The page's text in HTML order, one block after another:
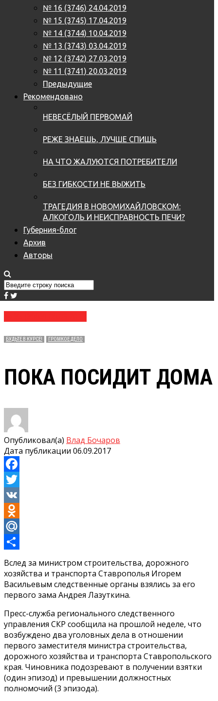
№ 16 (3746) 24.04.2019
№ 15 (3745) 17.04.2019
№ 14 (3744) 10.04.2019
№ 13 (3743) 03.04.2019
№ 12 (3742) 27.03.2019
№ 11 (3741) 20.03.2019
Предыдущие
Рекомендовано
НЕВЕСЁЛЫЙ ПЕРВОМАЙ
РЕЖЕ ЗНАЕШЬ, ЛУЧШЕ СПИШЬ
НА ЧТО ЖАЛУЮТСЯ ПОТРЕБИТЕЛИ
БЕЗ ГИБКОСТИ НЕ ВЫЖИТЬ
ТРАГЕДИЯ В НОВОМИХАЙЛОВСКОМ:
АЛКОГОЛЬ И НЕИСПРАВНОСТЬ ПЕЧИ?
Губерния-блог
Архив
Авторы
БУДЬТЕ В КУРСЕ! ГРОМКОЕ ДЕЛО
ПОКА ПОСИДИТ ДОМА
Опубликовал(а) Влад Бочаров
Дата публикации 06.09.2017
Facebook
Twitter
VK
Odnoklassniki
Mail.Ru
Отправить
Вслед за министром строительства, дорожного
хозяйства и транспорта Ставрополья Игорем
Васильевым следственные органы взялись за его
первого зама Андрея Лазуткина.
Пресс-служба регионального следственного
управления СКР сообщила на прошлой неделе, что
возбуждено два уголовных дела в отношении
первого заместителя министра строительства,
дорожного хозяйства и транспорта Ставропольского
края. Чиновника подозревают в получении взятки
(один эпизод) и превышении должностных
полномочий (3 эпизода).